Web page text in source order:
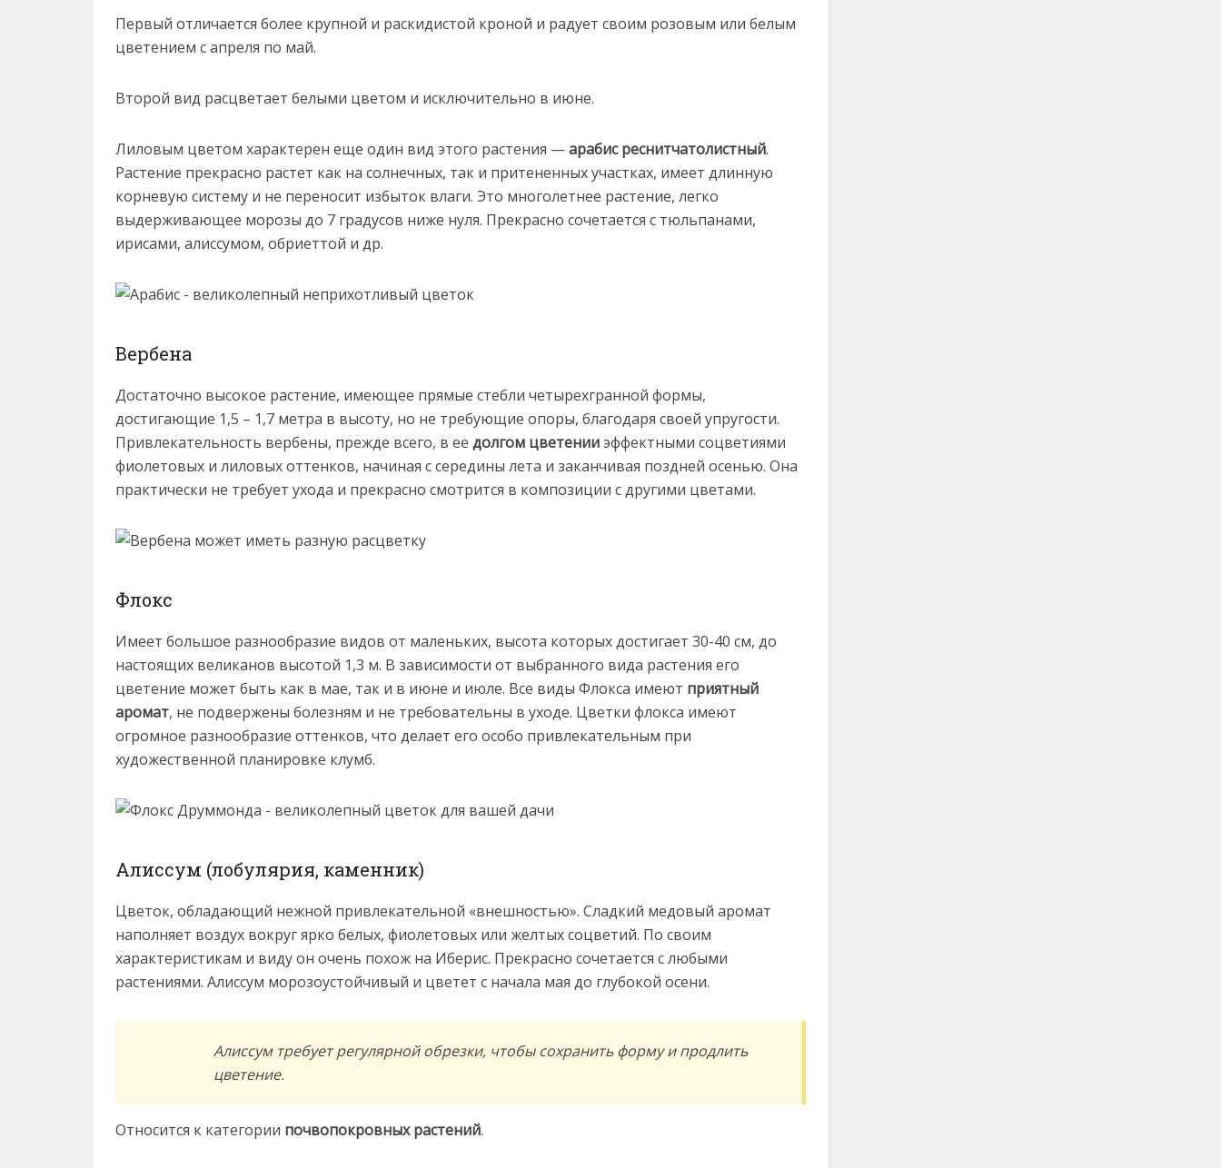
Первый отличается более крупной и раскидистой кроной и радует своим розовым или белым
цветением с апреля по май.
Второй вид расцветает белыми цветом и исключительно в июне.
Лиловым цветом характерен еще один вид этого растения —арабис реснитчатолистный.
Растение прекрасно растет как на солнечных, так и притененных участках, имеет длинную
корневую систему и не переносит избыток влаги. Это многолетнее растение, легко
выдерживающее морозы до 7 градусов ниже нуля. Прекрасно сочетается с тюльпанами,
ирисами, алиссумом, обриеттой и др.
Вербена
Достаточно высокое растение, имеющее прямые стебли четырехгранной формы,
достигающие 1,5 – 1,7 метра в высоту, но не требующие опоры, благодаря своей упругости.
Привлекательность вербены, прежде всего, в ее долгом цветенииэффектными соцветиями
фиолетовых и лиловых оттенков, начиная с середины лета и заканчивая поздней осенью. Она
практически не требует ухода и прекрасно смотрится в композиции с другими цветами.
Флокс
Имеет большое разнообразие видов от маленьких, высота которых достигает 30-40 см, до
настоящих великанов высотой 1,3 м. В зависимости от выбранного вида растения его
цветение может быть как в мае, так и в июне и июле. Все виды Флокса имеют приятный
аромат, не подвержены болезням и не требовательны в уходе. Цветки флокса имеют
огромное разнообразие оттенков, что делает его особо привлекательным при
художественной планировке клумб.
Алиссум (лобулярия, каменник)
Цветок, обладающий нежной привлекательной «внешностью». Сладкий медовый аромат
наполняет воздух вокруг ярко белых, фиолетовых или желтых соцветий. По своим
характеристикам и виду он очень похож на Иберис. Прекрасно сочетается с любыми
растениями. Алиссум морозоустойчивый и цветет с начала мая до глубокой осени.
Алиссум требует регулярной обрезки, чтобы сохранить форму и продлить
цветение.
Относится к категории почвопокровных растений.